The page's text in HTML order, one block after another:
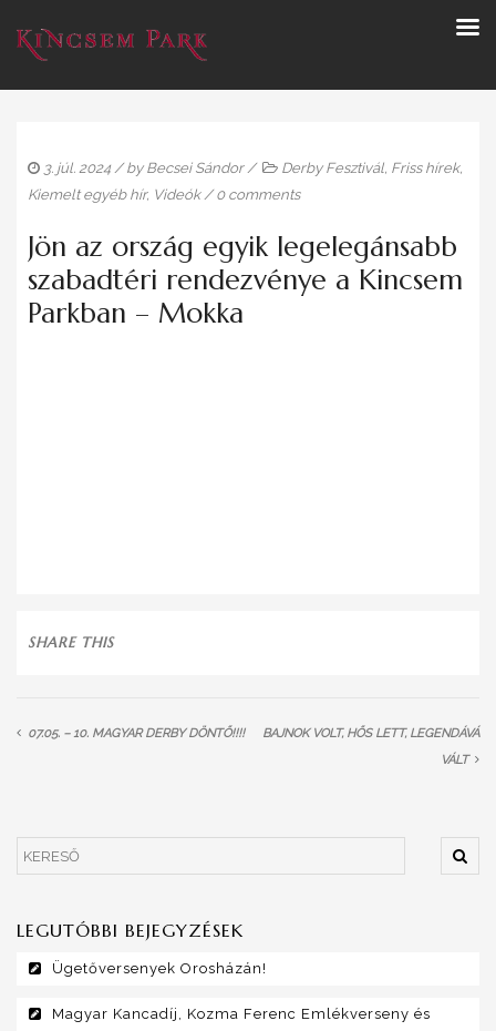
3. júl. 2024 / by Becsei Sándor/ Derby Fesztivál, Friss hírek,
Kiemelt egyéb hír, Videók/0 comments
Jön az ország egyik legelegánsabb
szabadtéri rendezvénye a Kincsem
Parkban – Mokka
SHARE THIS
07.05. – 10. MAGYAR DERBY DÖNTŐ!!!!
BAJNOK VOLT, HŐS LETT, LEGENDÁVÁ
VÁLT
LEGUTÓBBI BEJEGYZÉSEK
Ügetőversenyek Orosházán!
Magyar Kancadíj, Kozma Ferenc Emlékverseny és